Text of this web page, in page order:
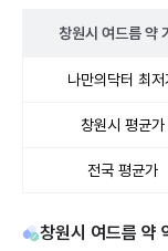
창원시 여드름 약
나만의닥터 최저
창원시 평균가
전국 평균가
창원시 여드름 약